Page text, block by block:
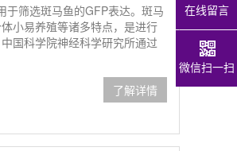
于筛选斑马鱼的GFP表达。斑马
小易养殖等诸多特点，是进行
国科学院神经科学研究所通过
了解详情
在线留言
微信扫一扫